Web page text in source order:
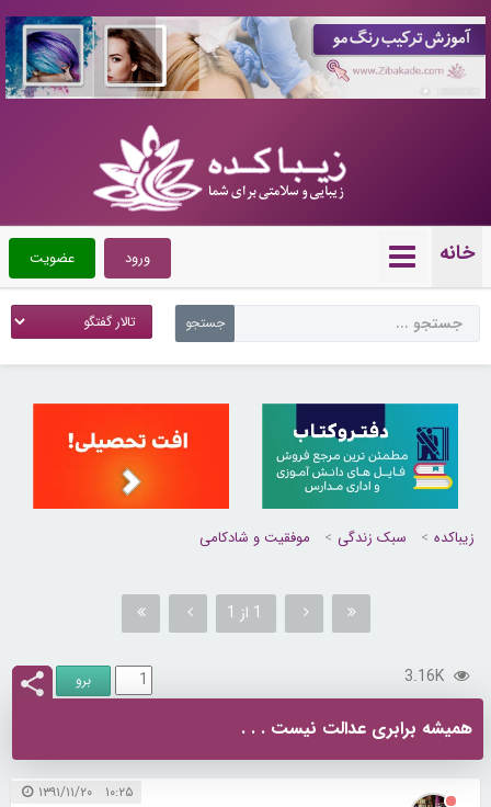
خانه عضویت ورود
زیباکده سبک زندگی موفقیت و شادکامی
1 از 1
3.16K
همیشه برابری عدالت نیست . . .
۱۰:۲۵ ۱۳۹۱/۱۱/۲۰